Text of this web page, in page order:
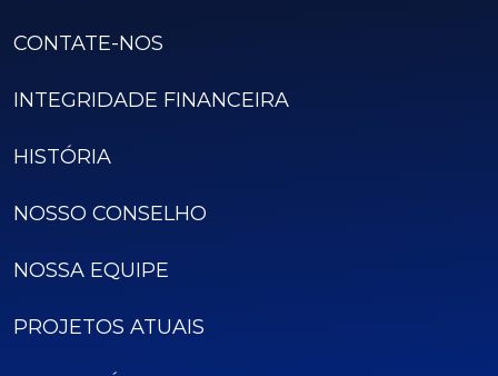
CONTATE-NOS
INTEGRIDADE FINANCEIRA
HISTÓRIA
NOSSO CONSELHO
NOSSA EQUIPE
PROJETOS ATUAIS